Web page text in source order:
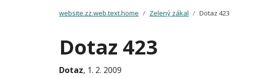
website.zz.web.text.home Zelený zákal Dotaz 423
Dotaz 423
Dotaz, 1. 2. 2009